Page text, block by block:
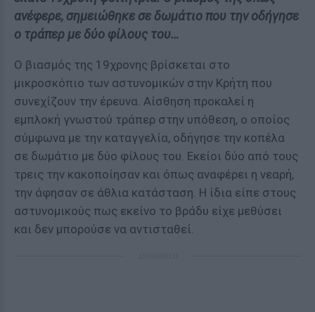
ανέφερε, σημειώθηκε σε δωμάτιο που την οδήγησε
ο τράπερ με δύο φίλους του…
Ο βιασμός της 19χρονης βρίσκεται στο
μικροσκόπιο των αστυνομικών στην Κρήτη που
συνεχίζουν την έρευνα. Αίσθηση προκαλεί η
εμπλοκή γνωστού τράπερ στην υπόθεση, ο οποίος
σύμφωνα με την καταγγελία, οδήγησε την κοπέλα
σε δωμάτιο με δύο φίλους του. Εκείοι δύο από τους
τρεις την κακοποίησαν και όπως αναφέρει η νεαρή,
την άφησαν σε άθλια κατάσταση. Η ίδια είπε στους
αστυνομικούς πως εκείνο το βράδυ είχε μεθύσει
και δεν μπορούσε να αντισταθεί.